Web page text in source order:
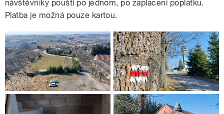
návštěvníky pouští po jednom, po zaplacení poplatku.
Platba je možná pouze kartou.